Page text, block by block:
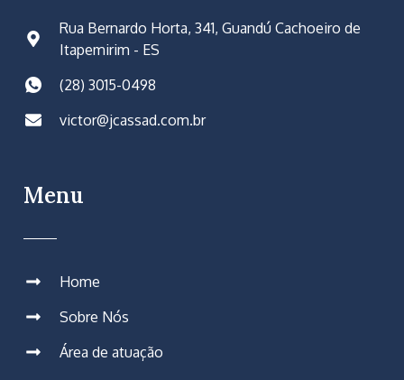
Rua Bernardo Horta, 341, Guandú Cachoeiro de
Itapemirim - ES
(28) 3015-0498
victor@jcassad.com.br
Menu
Home
Sobre Nós
Área de atuação